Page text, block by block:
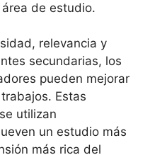
de estudio.
relevancia y
secundarias, los
pueden mejorar
Estas
utilizan
un estudio más
más rica del